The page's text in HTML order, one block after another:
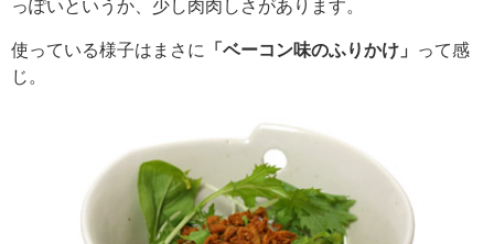
っぽいというか、少し肉肉しさがあります。
使っている様子はまさに 「ベーコン味のふりかけ」
って感
じ。